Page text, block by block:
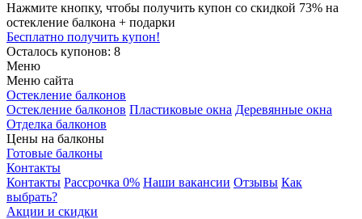
Нажмите кнопку, чтобы получить купон со скидкой 73% на
остекление балкона + подарки
Бесплатно получить купон!
Осталось купонов: 8
Меню
Меню сайта
Остекление балконов
Остекление балконов Пластиковые окна Деревянные окна
Отделка балконов
Цены на балконы
Готовые балконы
Контакты
Контакты Рассрочка 0% Наши вакансии Отзывы Как
выбрать?
Акции и скидки